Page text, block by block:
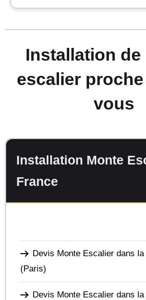
Installation de
escalier
vous
Installation Monte
France
Devis Monte Escalier dans
(Paris)
Devis Monte Escalier dans